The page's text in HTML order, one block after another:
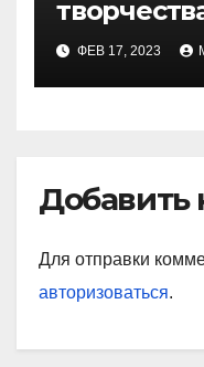
факты
ФЕВ 17, 2023
Добавить
Для отправки
авторизоваться.